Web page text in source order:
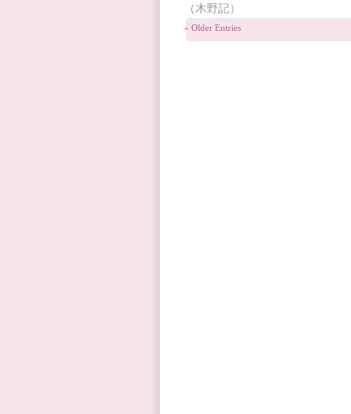
（木野記）
« Older Entries